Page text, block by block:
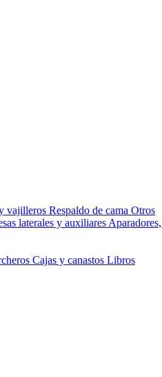
vajilleros Respaldo de cama Otros
laterales y auxiliares
Cajas y canastos Libros